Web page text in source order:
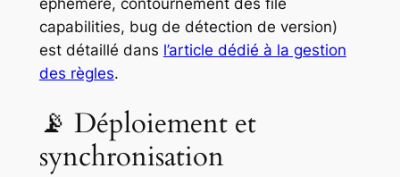
capabilities, bug de détection de version)
est détaillé dans l’article dédié à la gestion
des règles.
📡 Déploiement et
synchronisation